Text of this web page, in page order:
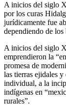
A inicios del siglo
por los curas
jurídicamente fue
dependiendo de
A inicios del siglo
emprendieron la
promesa de
las tierras ejidales
individual, a la
indígenas en
rurales”.